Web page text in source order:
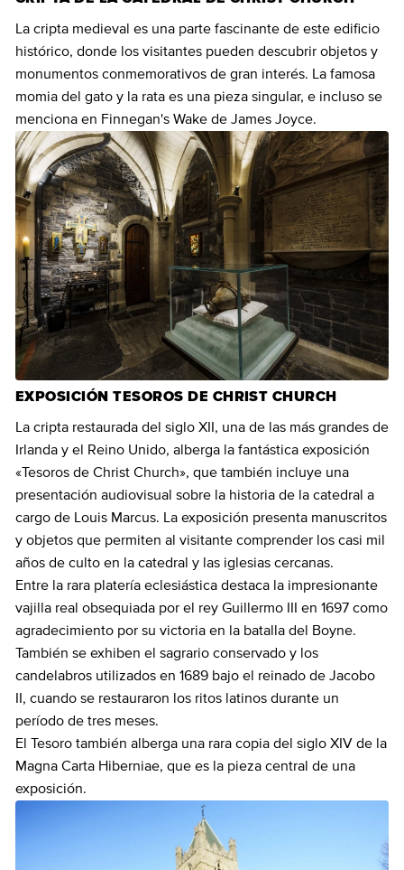
La cripta medieval es una parte fascinante de este edificio
histórico, donde los visitantes pueden descubrir objetos y
monumentos conmemorativos de gran interés. La famosa
momia del gato y la rata es una pieza singular, e incluso se
menciona en Finnegan's Wake de James Joyce.
EXPOSICIÓN TESOROS DE CHRIST CHURCH
La cripta restaurada del siglo XII, una de las más grandes de
Irlanda y el Reino Unido, alberga la fantástica exposición
«Tesoros de Christ Church», que también incluye una
presentación audiovisual sobre la historia de la catedral a
cargo de Louis Marcus. La exposición presenta manuscritos
y objetos que permiten al visitante comprender los casi mil
años de culto en la catedral y las iglesias cercanas.
Entre la rara platería eclesiástica destaca la impresionante
vajilla real obsequiada por el rey Guillermo III en 1697 como
agradecimiento por su victoria en la batalla del Boyne.
También se exhiben el sagrario conservado y los
candelabros utilizados en 1689 bajo el reinado de Jacobo
II, cuando se restauraron los ritos latinos durante un
período de tres meses.
El Tesoro también alberga una rara copia del siglo XIV de la
Magna Carta Hiberniae, que es la pieza central de una
exposición.